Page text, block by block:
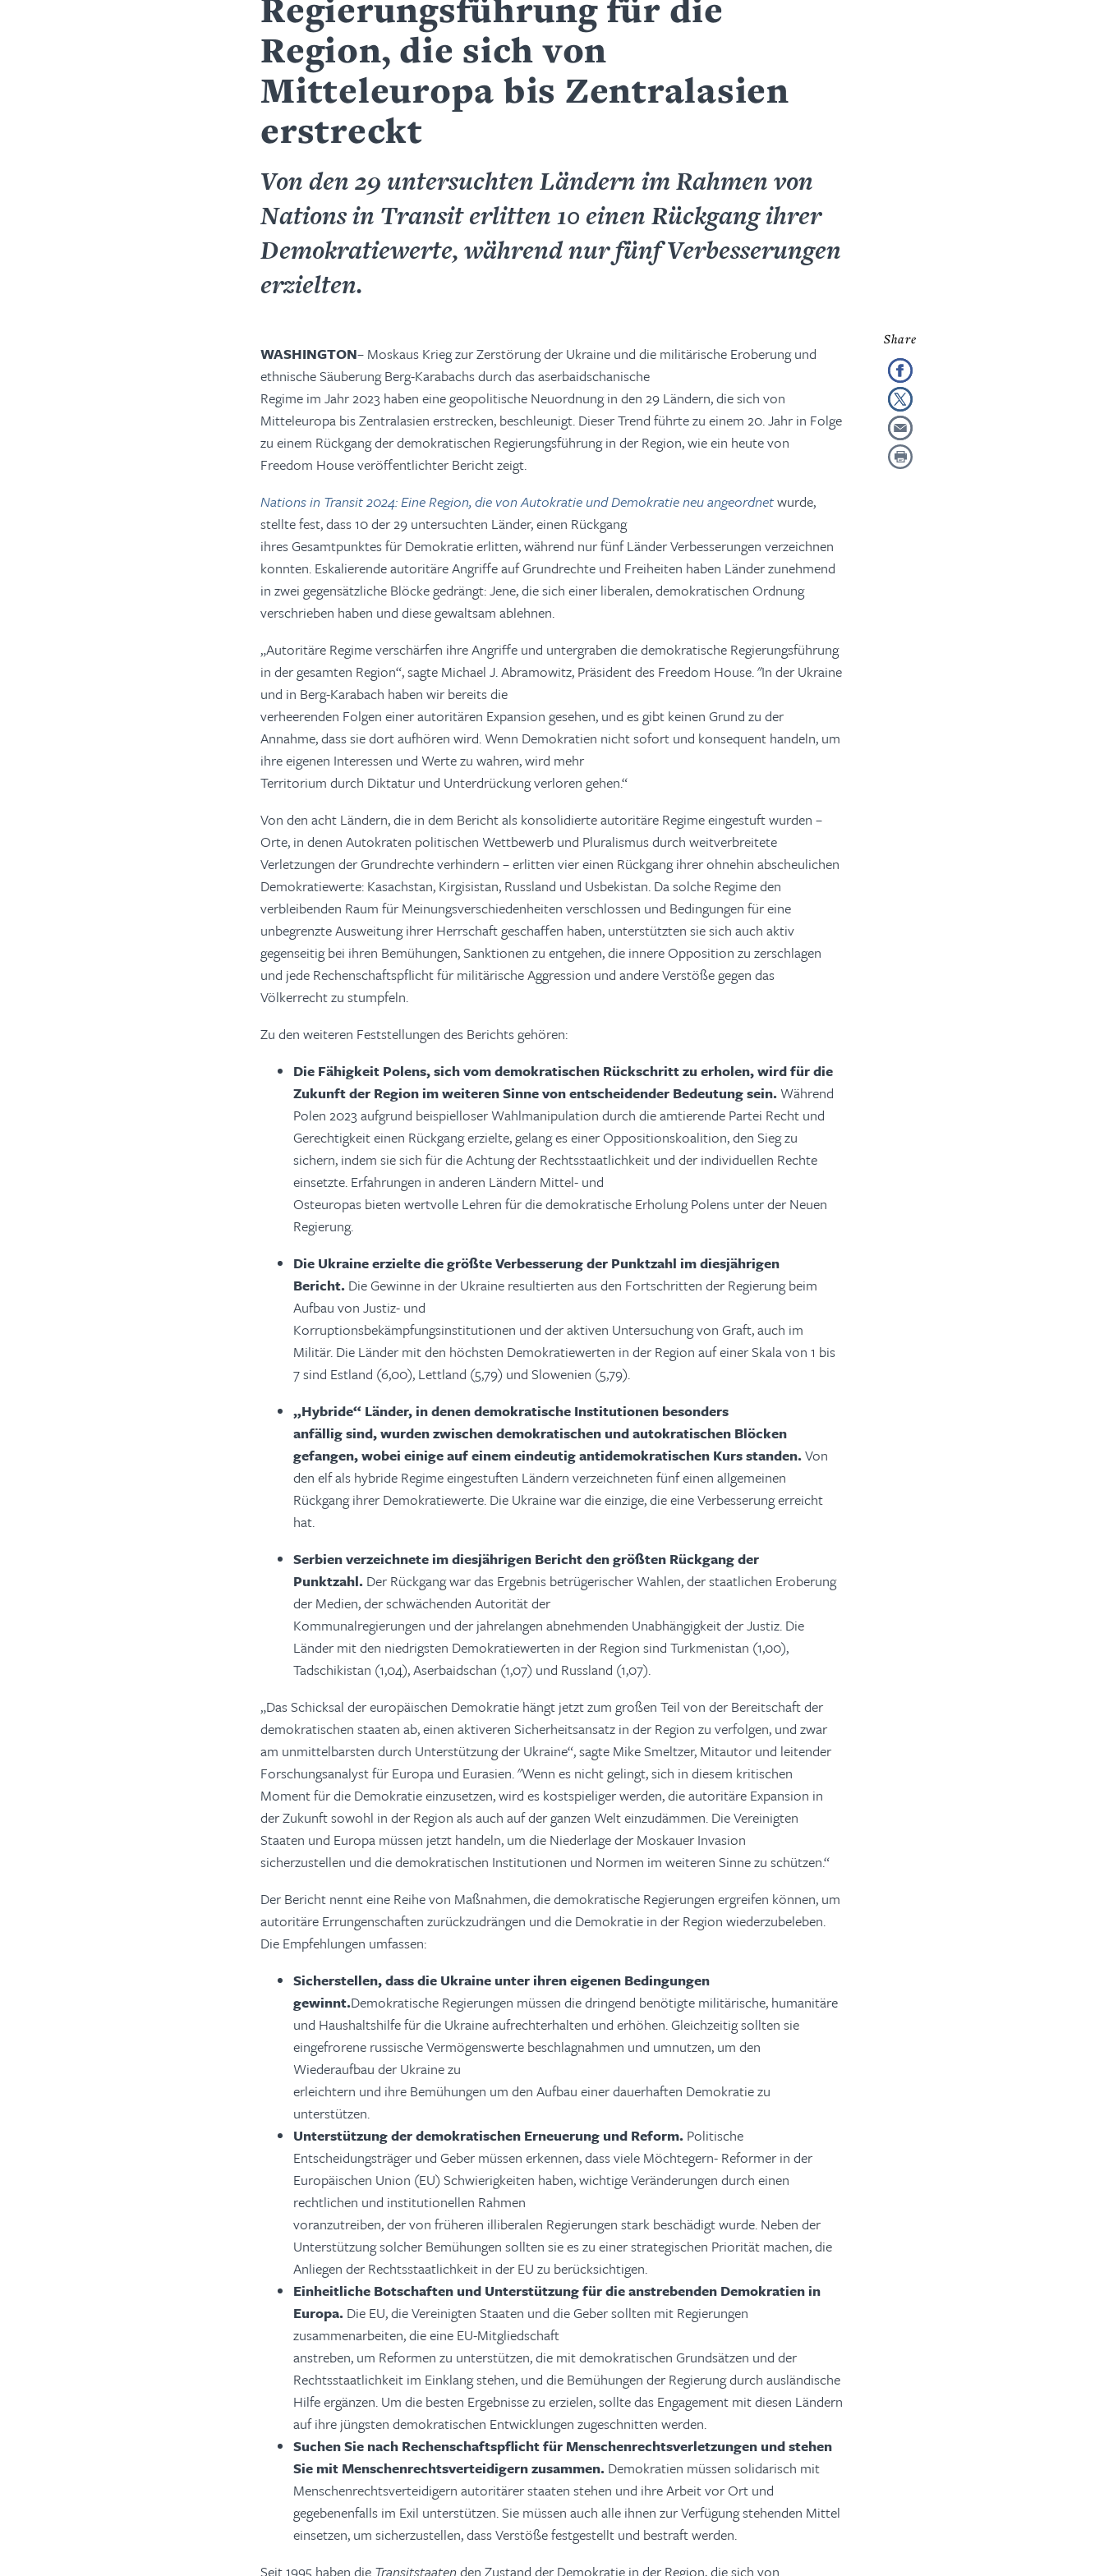
Region, die sich von
Mitteleuropa bis Zentralasien
erstreckt
Von den 29 untersuchten Ländern im Rahmen von
Nations in Transit erlitten 10 einen Rückgang ihrer
Demokratiewerte, während nur fünf Verbesserungen
erzielten.
WASHINGTON– Moskaus Krieg zur Zerstörung der Ukraine und die militärische Eroberung und
ethnische Säuberung Berg-Karabachs durch das aserbaidschanische
Regime im Jahr 2023 haben eine geopolitische Neuordnung in den 29 Ländern, die sich von
Mitteleuropa bis Zentralasien erstrecken, beschleunigt. Dieser Trend führte zu einem 20. Jahr in Folge
zu einem Rückgang der demokratischen Regierungsführung in der Region, wie ein heute von
Freedom House veröffentlichter Bericht zeigt.
Nations in Transit 2024: Eine Region, die von Autokratie und Demokratie neu angeordnetwurde,
stellte fest, dass 10 der 29 untersuchten Länder, einen Rückgang
ihres Gesamtpunktes für Demokratie erlitten, während nur fünf Länder Verbesserungen verzeichnen
konnten. Eskalierende autoritäre Angriffe auf Grundrechte und Freiheiten haben Länder zunehmend
in zwei gegensätzliche Blöcke gedrängt: Jene, die sich einer liberalen, demokratischen Ordnung
verschrieben haben und diese gewaltsam ablehnen.
„Autoritäre Regime verschärfen ihre Angriffe und untergraben die demokratische Regierungsführung
in der gesamten Region“, sagte Michael J. Abramowitz, Präsident des Freedom House. "In der Ukraine
und in Berg-Karabach haben wir bereits die
verheerenden Folgen einer autoritären Expansion gesehen, und es gibt keinen Grund zu der
Annahme, dass sie dort aufhören wird. Wenn Demokratien nicht sofort und konsequent handeln, um
ihre eigenen Interessen und Werte zu wahren, wird mehr
Territorium durch Diktatur und Unterdrückung verloren gehen.“
Von den acht Ländern, die in dem Bericht als konsolidierte autoritäre Regime eingestuft wurden –
Orte, in denen Autokraten politischen Wettbewerb und Pluralismus durch weitverbreitete
Verletzungen der Grundrechte verhindern – erlitten vier einen Rückgang ihrer ohnehin abscheulichen
Demokratiewerte: Kasachstan, Kirgisistan, Russland und Usbekistan. Da solche Regime den
verbleibenden Raum für Meinungsverschiedenheiten verschlossen und Bedingungen für eine
unbegrenzte Ausweitung ihrer Herrschaft geschaffen haben, unterstützten sie sich auch aktiv
gegenseitig bei ihren Bemühungen, Sanktionen zu entgehen, die innere Opposition zu zerschlagen
und jede Rechenschaftspflicht für militärische Aggression und andere Verstöße gegen das
Völkerrecht zu stumpfeln.
Zu den weiteren Feststellungen des Berichts gehören:
Die Fähigkeit Polens, sich vom demokratischen Rückschritt zu erholen, wird für die
Zukunft der Region im weiteren Sinne von entscheidender Bedeutung sein.Während
Polen 2023 aufgrund beispielloser Wahlmanipulation durch die amtierende Partei Recht und
Gerechtigkeit einen Rückgang erzielte, gelang es einer Oppositionskoalition, den Sieg zu
sichern, indem sie sich für die Achtung der Rechtsstaatlichkeit und der individuellen Rechte
einsetzte. Erfahrungen in anderen Ländern Mittel- und
Osteuropas bieten wertvolle Lehren für die demokratische Erholung Polens unter der Neuen
Regierung.
Die Ukraine erzielte die größte Verbesserung der Punktzahl im diesjährigen
Bericht. Die Gewinne in der Ukraine resultierten aus den Fortschritten der Regierung beim
Aufbau von Justiz- und
Korruptionsbekämpfungsinstitutionen und der aktiven Untersuchung von Graft, auch im
Militär. Die Länder mit den höchsten Demokratiewerten in der Region auf einer Skala von 1 bis
7 sind Estland (6,00), Lettland (5,79) und Slowenien (5,79).
„Hybride“ Länder, in denen demokratische Institutionen besonders
anfällig sind, wurden zwischen demokratischen und autokratischen Blöcken
gefangen, wobei einige auf einem eindeutig antidemokratischen Kurs standen.Von
den elf als hybride Regime eingestuften Ländern verzeichneten fünf einen allgemeinen
Rückgang ihrer Demokratiewerte. Die Ukraine war die einzige, die eine Verbesserung erreicht
hat.
Serbien verzeichnete im diesjährigen Bericht den größten Rückgang der
Punktzahl. Der Rückgang war das Ergebnis betrügerischer Wahlen, der staatlichen Eroberung
der Medien, der schwächenden Autorität der
Kommunalregierungen und der jahrelangen abnehmenden Unabhängigkeit der Justiz. Die
Länder mit den niedrigsten Demokratiewerten in der Region sind Turkmenistan (1,00),
Tadschikistan (1,04), Aserbaidschan (1,07) und Russland (1,07).
„Das Schicksal der europäischen Demokratie hängt jetzt zum großen Teil von der Bereitschaft der
demokratischen staaten ab, einen aktiveren Sicherheitsansatz in der Region zu verfolgen, und zwar
am unmittelbarsten durch Unterstützung der Ukraine“, sagte Mike Smeltzer, Mitautor und leitender
Forschungsanalyst für Europa und Eurasien. "Wenn es nicht gelingt, sich in diesem kritischen
Moment für die Demokratie einzusetzen, wird es kostspieliger werden, die autoritäre Expansion in
der Zukunft sowohl in der Region als auch auf der ganzen Welt einzudämmen. Die Vereinigten
Staaten und Europa müssen jetzt handeln, um die Niederlage der Moskauer Invasion
sicherzustellen und die demokratischen Institutionen und Normen im weiteren Sinne zu schützen.“
Der Bericht nennt eine Reihe von Maßnahmen, die demokratische Regierungen ergreifen können, um
autoritäre Errungenschaften zurückzudrängen und die Demokratie in der Region wiederzubeleben.
Die Empfehlungen umfassen:
Sicherstellen, dass die Ukraine unter ihren eigenen Bedingungen
gewinnt.Demokratische Regierungen müssen die dringend benötigte militärische, humanitäre
und Haushaltshilfe für die Ukraine aufrechterhalten und erhöhen. Gleichzeitig sollten sie
eingefrorene russische Vermögenswerte beschlagnahmen und umnutzen, um den
Wiederaufbau der Ukraine zu
erleichtern und ihre Bemühungen um den Aufbau einer dauerhaften Demokratie zu
unterstützen.
Unterstützung der demokratischen Erneuerung und Reform. Politische
Entscheidungsträger und Geber müssen erkennen, dass viele Möchtegern- Reformer in der
Europäischen Union (EU) Schwierigkeiten haben, wichtige Veränderungen durch einen
rechtlichen und institutionellen Rahmen
voranzutreiben, der von früheren illiberalen Regierungen stark beschädigt wurde. Neben der
Unterstützung solcher Bemühungen sollten sie es zu einer strategischen Priorität machen, die
Anliegen der Rechtsstaatlichkeit in der EU zu berücksichtigen.
Einheitliche Botschaften und Unterstützung für die anstrebenden Demokratien in
Europa. Die EU, die Vereinigten Staaten und die Geber sollten mit Regierungen
zusammenarbeiten, die eine EU-Mitgliedschaft
anstreben, um Reformen zu unterstützen, die mit demokratischen Grundsätzen und der
Rechtsstaatlichkeit im Einklang stehen, und die Bemühungen der Regierung durch ausländische
Hilfe ergänzen. Um die besten Ergebnisse zu erzielen, sollte das Engagement mit diesen Ländern
auf ihre jüngsten demokratischen Entwicklungen zugeschnitten werden.
Suchen Sie nach Rechenschaftspflicht für Menschenrechtsverletzungen und stehen
Sie mit Menschenrechtsverteidigern zusammen. Demokratien müssen solidarisch mit
Menschenrechtsverteidigern autoritärer staaten stehen und ihre Arbeit vor Ort und
gegebenenfalls im Exil unterstützen. Sie müssen auch alle ihnen zur Verfügung stehenden Mittel
einsetzen, um sicherzustellen, dass Verstöße festgestellt und bestraft werden.
Seit 1995 haben die Transitstaatenden Zustand der Demokratie in der Region, die sich von